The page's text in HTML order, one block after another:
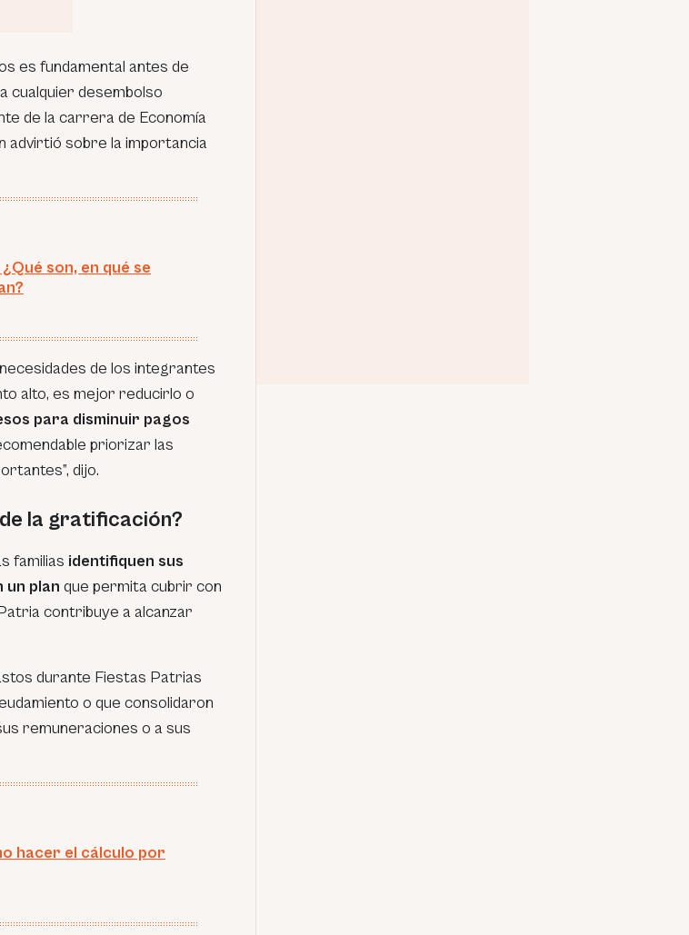
es fundamental antes de
cualquier desembolso
de la carrera de Economía
advirtió sobre la importancia
son, en qué se
de los integrantes
alto, es mejor reducirlo o
para disminuir pagos
priorizar las
”, dijo.
la gratificación?
familias identifiquen sus
un plan que permita cubrir con
contribuye a alcanzar
durante Fiestas Patrias
o que consolidaron
remuneraciones o a sus
hacer el cálculo por